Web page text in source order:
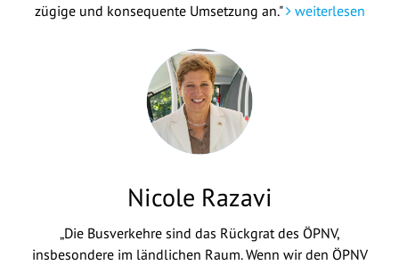
zügige und konsequente Umsetzung an." weiterlesen
Nicole Razavi
„Die Busverkehre sind das Rückgrat des ÖPNV,
insbesondere im ländlichen Raum. Wenn wir den ÖPNV